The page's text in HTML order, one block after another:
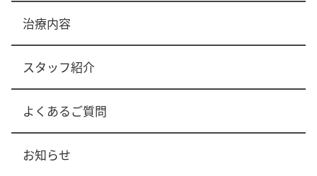
治療内容
スタッフ紹介
よくあるご質問
お知らせ